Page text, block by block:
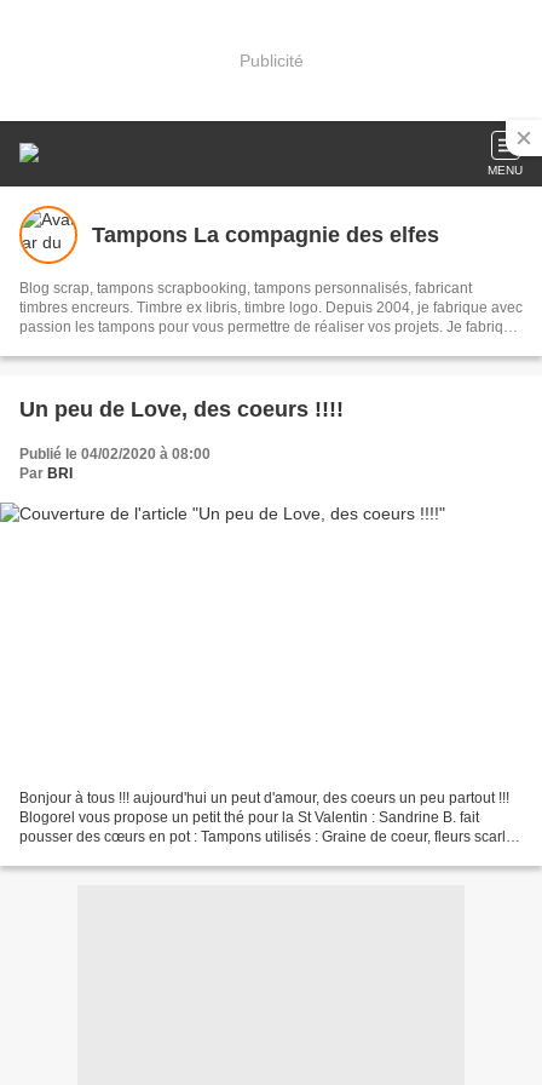
Publicité
MENU
Tampons La compagnie des elfes
Blog scrap, tampons scrapbooking, tampons personnalisés, fabricant
timbres encreurs. Timbre ex libris, timbre logo. Depuis 2004, je fabrique avec
passion les tampons pour vous permettre de réaliser vos projets. Je fabrique
vous, comme cela vous serez informé (e) de nos nouveautés et de toutes
Un peu de Love, des coeurs !!!!
Publié le 04/02/2020 à 08:00
Par BRI
Bonjour à tous !!! aujourd'hui un peut d'amour, des coeurs un peu partout !!!
Blogorel vous propose un petit thé pour la St Valentin : Sandrine B. fait
pousser des cœurs en pot : Tampons utilisés : Graine de coeur, fleurs scarlet,